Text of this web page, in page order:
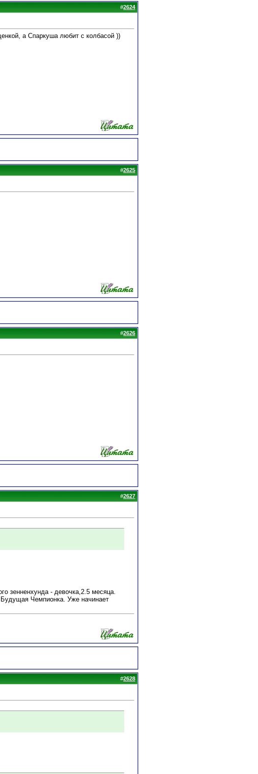
#2624
а Спаркуша любит с колбасой ))
#2625
#2626
#2627
зенненхунда - девочка,2.5 месяца.
Чемпионка. Уже начинает
#2628